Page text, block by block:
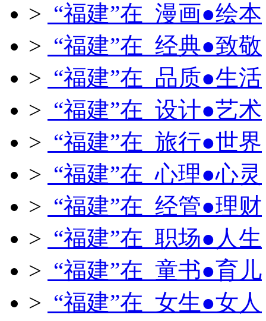
> “福建”在 漫画●绘本
> “福建”在 经典●致敬
> “福建”在 品质●生活
> “福建”在 设计●艺术
> “福建”在 旅行●世界
> “福建”在 心理●心灵
> “福建”在 经管●理财
> “福建”在 职场●人生
> “福建”在 童书●育儿
> “福建”在 女生●女人